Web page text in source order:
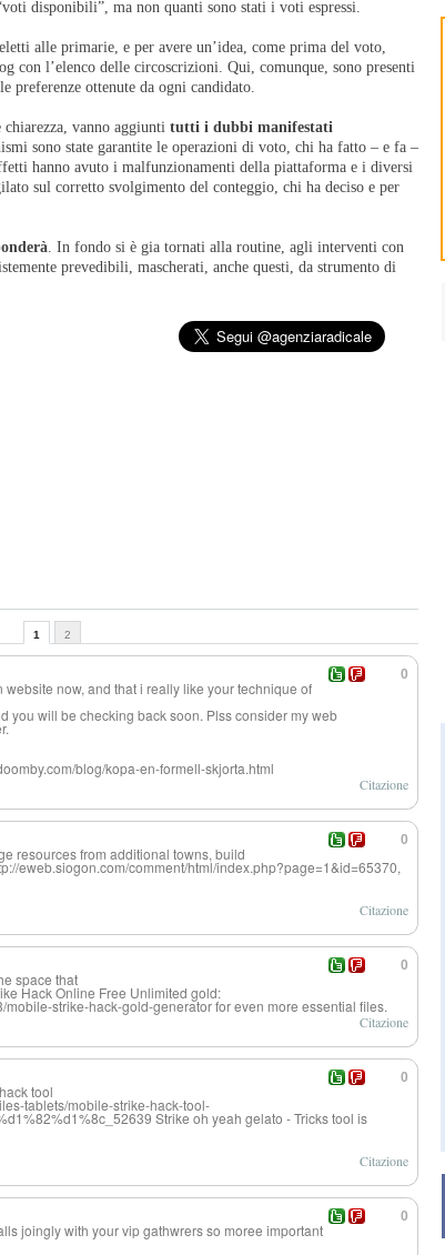
disponibili”, ma non quanti sono stati i voti espressi.
alle primarie, e per avere un’idea, come prima del voto,
con l’elenco delle circoscrizioni. Qui, comunque, sono presenti
preferenze ottenute da ogni candidato.
vanno aggiunti tutti i dubbi manifestati
sono state garantite le operazioni di voto, chi ha fatto – e fa –
hanno avuto i malfunzionamenti della piattaforma e i diversi
sul corretto svolgimento del conteggio, chi ha deciso e per
. In fondo si è gia tornati alla routine, agli interventi con
prevedibili, mascherati, anche questi, da strumento di
1 2
0
now, and that i really like your technique of
you will be checking back soon. Plss consider my web
blog/kopa-en-formell-skjorta.html
Citazione
0
resources from additional towns, build
eweb.siogon.com/comment/html/index.php?page=1&id=65370,
Citazione
0
space that
Hack Online Free Unlimited gold:
strike-hack-gold-generator for even more essential files.
Citazione
0
tool
tablets/mobile-strike-hack-tool-
Strike oh yeah gelato - Tricks tool is
Citazione
0
joingly with your vip gathwrers so moree important